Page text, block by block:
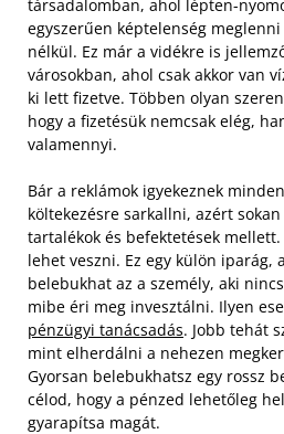
társadalomban, ahol lépten-
egyszerűen képtelenség
nélkül. Ez már a vidékre is
városokban, ahol csak akkor van
ki lett fizetve. Többen olyan
hogy a fizetésük nemcsak elég,
valamennyi.
Bár a reklámok igyekeznek
költekezésre sarkallni, azért
tartalékok és befektetések
lehet veszni. Ez egy külön iparág,
belebukhat az a személy, aki
mibe éri meg invesztálni. Ilyen
pénzügyi tanácsadás. Jobb tehát
mint elherdálni a nehezen
Gyorsan belebukhatsz egy rossz
célod, hogy a pénzed lehetőleg
gyarapítsa magát.